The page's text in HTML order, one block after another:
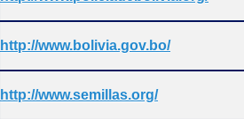
http://www.bolivia.gov.bo/
http://www.semillas.org/